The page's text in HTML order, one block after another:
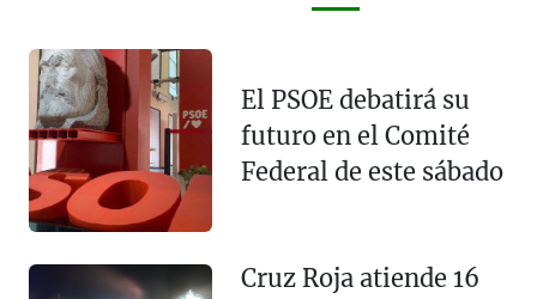
El PSOE debatirá su
futuro en el Comité
Federal de este sábado
Cruz Roja atiende 16